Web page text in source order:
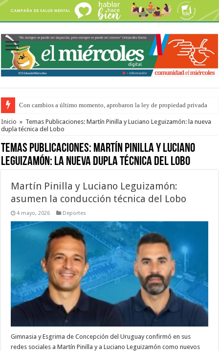
Con cambios a último momento, aprobaron la ley de propiedad privada
Del viernes 7 al domingo 9 de agosto: la agenda ¿A dónde ir? para este
Inicio » Temas Publicaciones: Martín Pinilla y Luciano Leguizamón: la nueva
dupla técnica del Lobo
Temas Publicaciones: Martín Pinilla y Luciano
Leguizamón: la nueva dupla técnica del Lobo
Martín Pinilla y Luciano Leguizamón:
asumen la conducción técnica del Lobo
4 mayo, 2026 Deportes
Gimnasia y Esgrima de Concepción del Uruguay confirmó en sus
redes sociales a Martín Pinilla y a Luciano Leguizamón como nuevos